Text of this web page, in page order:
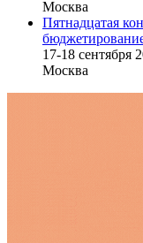
Москва
Пятнадцатая
17-18 сентября
Москва